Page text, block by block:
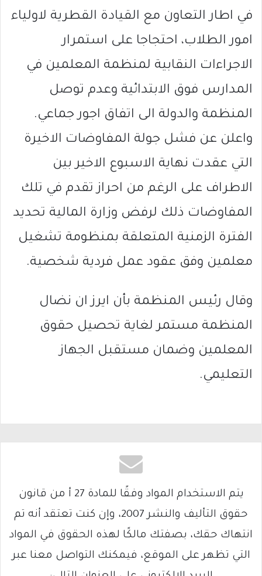
في اطار التعاون مع القيادة القطرية لاولياء
امور الطلاب، احتجاجا على استمرار
الاجراءات النقابية لمنظمة المعلمين في
المدارس فوق الابتدائية وعدم توصل
المنظمة والدولة الى اتفاق اجور جماعي.
واعلن عن فشل جولة المفاوضات الاخيرة
التي عقدت نهاية الاسبوع الاخير بين
الاطراف على الرغم من احراز تقدم في تلك
المفاوضات ذلك لرفض وزارة المالية تحديد
الفترة الزمنية المتعلقة بمنظومة تشغيل
معلمين وفق عقود عمل فردية شخصية.
وقال رئيس المنظمة بأن ايرز ان نضال
المنظمة مستمر لغاية تحصيل حقوق
المعلمين وضمان مستقبل الجهاز
التعليمي.
يتم الاستخدام المواد وفقًا للمادة 27 أ من قانون
حقوق التأليف والنشر 2007، وإن كنت تعتقد أنه تم
انتهاك حقك، بصفتك مالكًا لهذه الحقوق في المواد
التي تظهر على الموقع، فيمكنك التواصل معنا عبر